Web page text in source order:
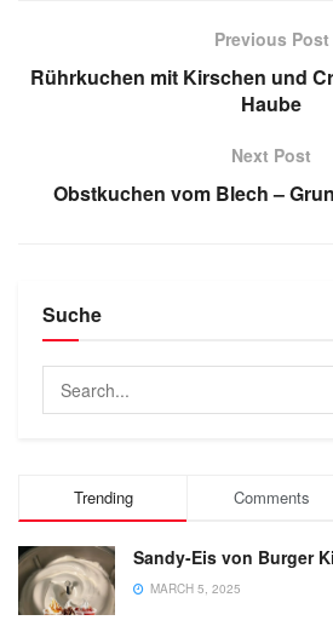
Previous Post
Rührkuchen mit Kirschen und
Haube
Next Post
Obstkuchen vom Blech –
Suche
Trending Comments
Sandy-Eis von Burger
MARCH 5, 2025